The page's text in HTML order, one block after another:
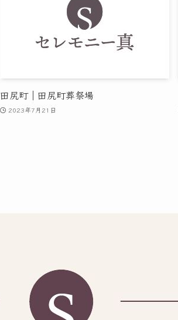
田尻町｜田尻町葬祭場
2023年7月21日